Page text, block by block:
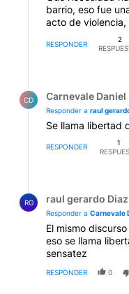
barrio, eso fue
acto de
RESPONDER
2
CD Carnevale Daniel
Responder a raul
Se llama libertad
RESPONDER
1
RG raul gerardo Diaz
Responder a Carnevale
El mismo
eso se llama
sensatez
RESPONDER 0